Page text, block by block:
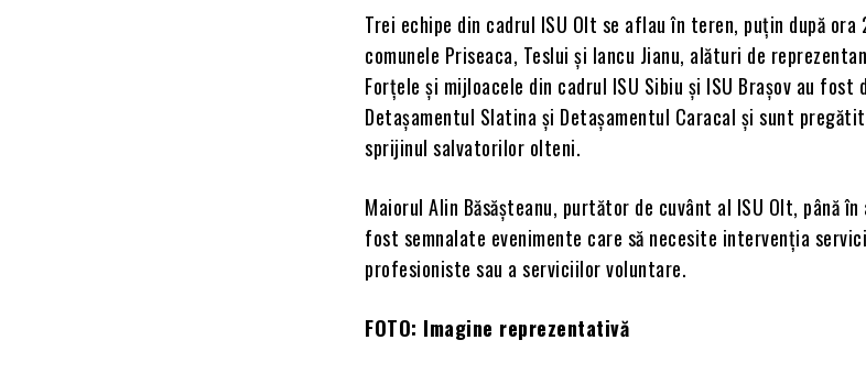
Trei echipe din cadrul ISU Olt se aflau în teren, puțin după
comunele Priseaca, Teslui și Iancu Jianu, alături de
Forțele și mijloacele din cadrul ISU Sibiu și ISU Brașov au
Detașamentul Slatina și Detașamentul Caracal și sunt
sprijinul salvatorilor olteni.
Maiorul Alin Băsășteanu, purtător de cuvânt al ISU Olt, până
fost semnalate evenimente care să necesite intervenția
profesioniste sau a serviciilor voluntare.
FOTO: Imagine reprezentativă